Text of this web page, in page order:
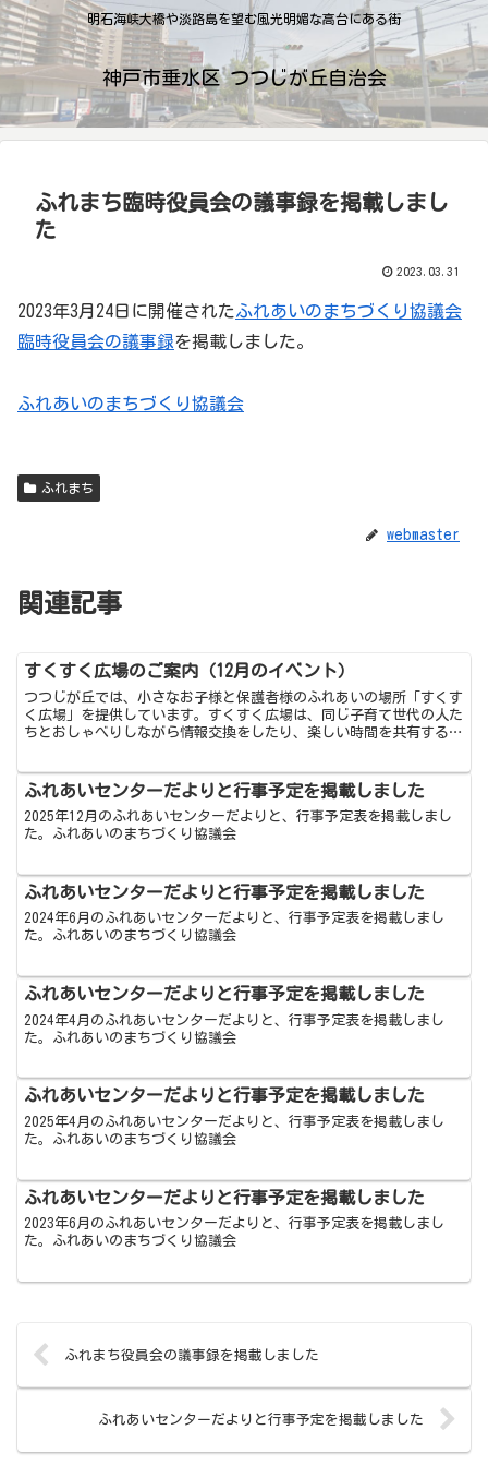
明石海峡大橋や淡路島を望む風光明媚な高台にある街
神戸市垂水区 つつじが丘自治会
ふれまち臨時役員会の議事録を掲載しまし
た
2023.03.31
2023年3月24日に開催されたふれあいのまちづくり協議会
臨時役員会の議事録を掲載しました。
ふれあいのまちづくり協議会
ふれまち
webmaster
関連記事
すくすく広場のご案内（12月のイベント）
つつじが丘では、小さなお子様と保護者様のふれあいの場所「すくす
く広場」を提供しています。すくすく広場は、同じ子育て世代の人た
ちとおしゃべりしながら情報交換をしたり、楽しい時間を共有するこ
ふれあいセンターだよりと行事予定を掲載しました
2025年12月のふれあいセンターだよりと、行事予定表を掲載しまし
た。ふれあいのまちづくり協議会
ふれあいセンターだよりと行事予定を掲載しました
2024年6月のふれあいセンターだよりと、行事予定表を掲載しまし
た。ふれあいのまちづくり協議会
ふれあいセンターだよりと行事予定を掲載しました
2024年4月のふれあいセンターだよりと、行事予定表を掲載しまし
た。ふれあいのまちづくり協議会
ふれあいセンターだよりと行事予定を掲載しました
2025年4月のふれあいセンターだよりと、行事予定表を掲載しまし
た。ふれあいのまちづくり協議会
ふれあいセンターだよりと行事予定を掲載しました
2023年6月のふれあいセンターだよりと、行事予定表を掲載しまし
た。ふれあいのまちづくり協議会
ふれまち役員会の議事録を掲載しました
ふれあいセンターだよりと行事予定を掲載しました